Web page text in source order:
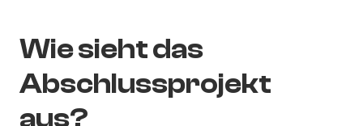
Wie sieht das
Abschlussprojekt
aus?